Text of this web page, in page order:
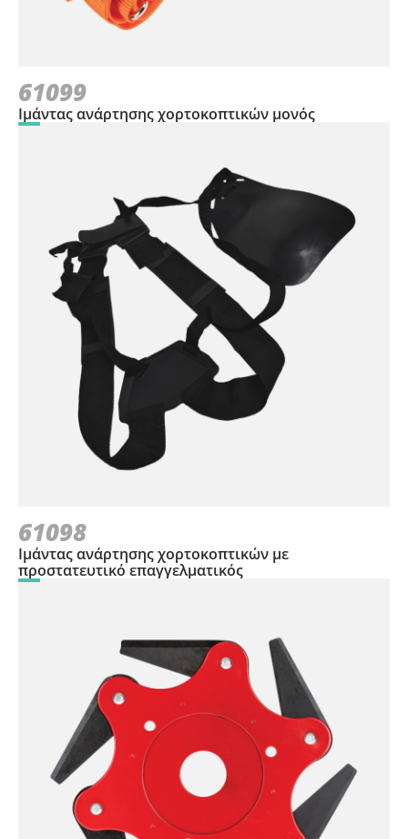
61099
Ιμάντας ανάρτησης χορτοκοπτικών μονός
61098
Ιμάντας ανάρτησης χορτοκοπτικών με
προστατευτικό επαγγελματικός